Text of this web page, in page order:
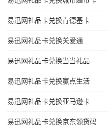
易迅网礼品卡兑换肯德基卡
易迅网礼品卡兑换关爱通
易迅网礼品卡兑换当当礼品
易迅网礼品卡兑换赢点生活
易迅网礼品卡兑换亚马逊卡
易迅网礼品卡兑换京东领货码